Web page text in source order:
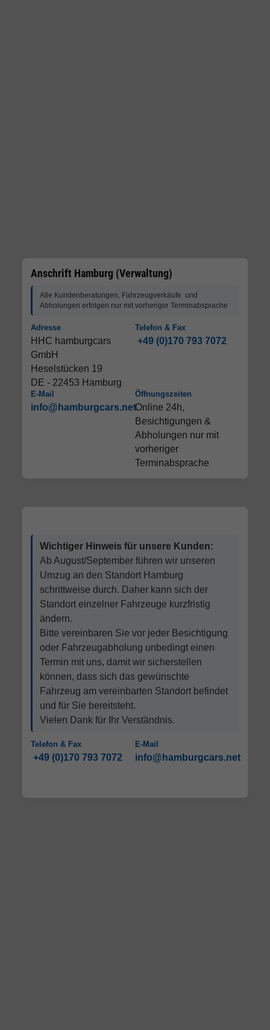
Anschrift Hamburg (Verwaltung)
Alle Kundenberatungen, Fahrzeugverkäufe und
Abholungen erfolgen nur mit vorheriger Terminabsprache
Adresse
HHC hamburgcars
GmbH
Heselstücken 19
DE - 22453 Hamburg
Telefon & Fax
+49 (0)170 793 7072
E-Mail
info@hamburgcars.net
Öffnungszeiten
Online 24h,
Besichtigungen &
Abholungen nur mit
vorheriger
Terminabsprache
Wichtiger Hinweis für unsere Kunden:
Ab August/September führen wir unseren
Umzug an den Standort Hamburg
schrittweise durch. Daher kann sich der
Standort einzelner Fahrzeuge kurzfristig
ändern.
Bitte vereinbaren Sie vor jeder Besichtigung
oder Fahrzeugabholung unbedingt einen
Termin mit uns, damit wir sicherstellen
können, dass sich das gewünschte
Fahrzeug am vereinbarten Standort befindet
und für Sie bereitsteht.
Vielen Dank für Ihr Verständnis.
Telefon & Fax
+49 (0)170 793 7072
E-Mail
info@hamburgcars.net